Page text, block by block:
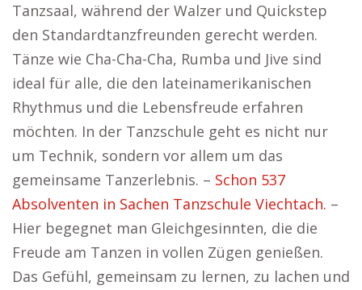
Tanzsaal, während der Walzer und Quickstep
den Standardtanzfreunden gerecht werden.
Tänze wie Cha-Cha-Cha, Rumba und Jive sind
ideal für alle, die den lateinamerikanischen
Rhythmus und die Lebensfreude erfahren
möchten. In der Tanzschule geht es nicht nur
um Technik, sondern vor allem um das
gemeinsame Tanzerlebnis. – Schon 537
Absolventen in Sachen Tanzschule Viechtach. –
Hier begegnet man Gleichgesinnten, die die
Freude am Tanzen in vollen Zügen genießen.
Das Gefühl, gemeinsam zu lernen, zu lachen und